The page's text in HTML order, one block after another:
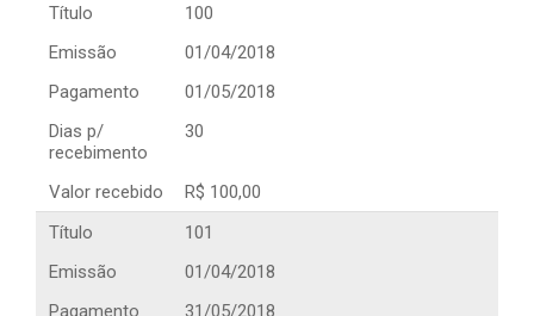
Título
100
Emissão
01/04/2018
Pagamento
01/05/2018
Dias p/
recebimento
30
Valor recebido
R$ 100,00
Título
101
Emissão
01/04/2018
Pagamento
31/05/2018